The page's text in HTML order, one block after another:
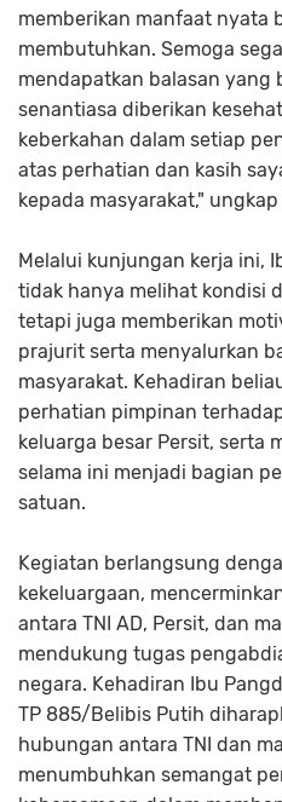
memberikan manfaat nyata
membutuhkan. Semoga
mendapatkan balasan yang
senantiasa diberikan
keberkahan dalam setiap
atas perhatian dan kasih
kepada masyarakat,"
Melalui kunjungan kerja ini,
tidak hanya melihat kondisi
tetapi juga memberikan
prajurit serta menyalurkan
masyarakat. Kehadiran
perhatian pimpinan
keluarga besar Persit, serta
selama ini menjadi bagian
satuan.
Kegiatan berlangsung
kekeluargaan,
antara TNI AD, Persit, dan
mendukung tugas
negara. Kehadiran Ibu
TP 885/Belibis Putih
hubungan antara TNI dan
menumbuhkan semangat